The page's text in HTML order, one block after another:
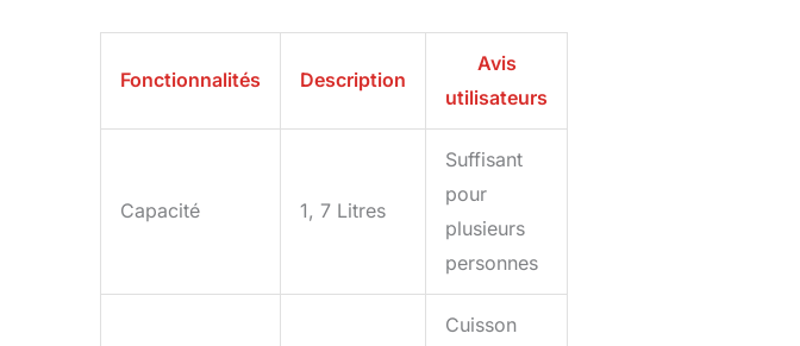
Fonctionnalités Description
Avis
utilisateurs
Capacité 1, 7 Litres
Suffisant
pour
plusieurs
personnes
Cuisson